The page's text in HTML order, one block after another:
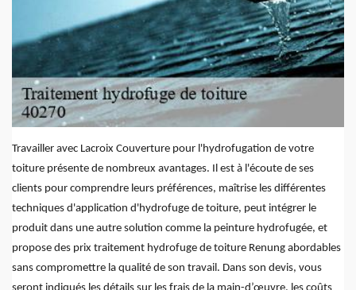
Travailler avec Lacroix Couverture pour l'hydrofugation de votre
toiture présente de nombreux avantages. Il est à l'écoute de ses
clients pour comprendre leurs préférences, maîtrise les différentes
techniques d'application d'hydrofuge de toiture, peut intégrer le
produit dans une autre solution comme la peinture hydrofugée, et
propose des prix traitement hydrofuge de toiture Renung abordables
sans compromettre la qualité de son travail. Dans son devis, vous